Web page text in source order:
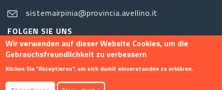
sistemairpinia@provincia.avellino.it
FOLGEN SIE UNS
Wir verwenden auf dieser Website Cookies, um die
Gebrauchsfreundlichkeit zu verbessern
Klicken Sie "Akzeptieren", um sich damit einverstanden zu erklären.